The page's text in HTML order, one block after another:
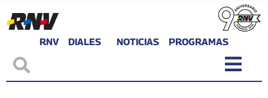
RNV DIALES NOTICIAS PROGRAMAS